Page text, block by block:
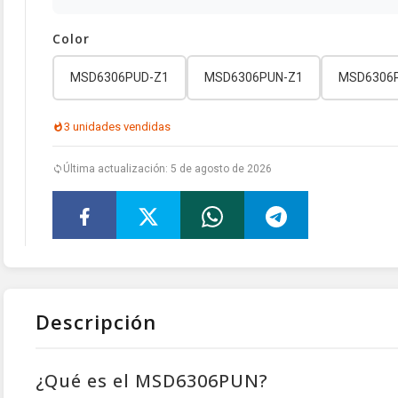
Color
MSD6306PUD-Z1 MSD6306PUN-Z1
3 unidades vendidas
Última actualización: 5 de agosto de 2026
Descripción
¿Qué es el MSD6306PUN?